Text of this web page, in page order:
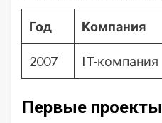
Год Компания
2007 IT-компания
Первые проекты